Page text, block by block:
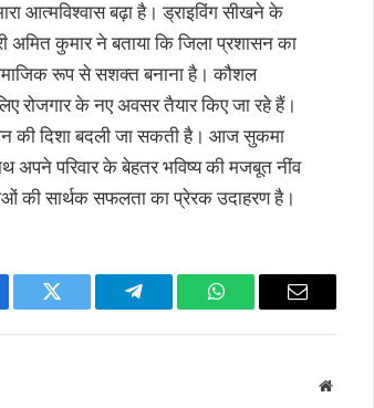
आत्मविश्वास बढ़ा है। ड्राइविंग सीखने के
अमित कुमार ने बताया कि जिला प्रशासन का
रूप से सशक्त बनाना है। कौशल
रोजगार के नए अवसर तैयार किए जा रहे हैं।
की दिशा बदली जा सकती है। आज सुकमा
परिवार के बेहतर भविष्य की मजबूत नींव
की सार्थक सफलता का प्रेरक उदाहरण है।
Twitter Telegram WhatsAppEmail
Website